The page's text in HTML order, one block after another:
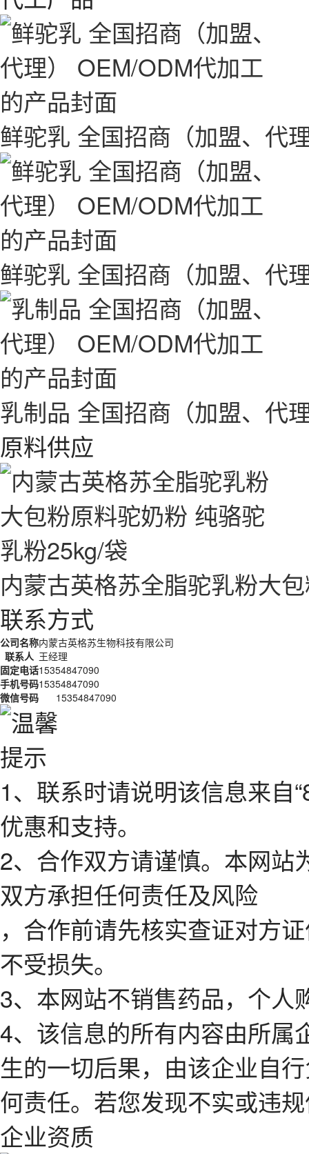
鲜驼乳 全国招商（加盟、代
鲜驼乳 全国招商（加盟、代
乳制品 全国招商（加盟、代
原料供应
内蒙古英格苏全脂驼乳粉大
联系方式
公司名称内蒙古英格苏生物科技有限公司
联系人 王经理
固定电话15354847090
手机号码15354847090
微信号码
15354847090
1、联系时请说明该信息来自
优惠和支持。
2、合作双方请谨慎。本网站
双方承担任何责任及风险
，合作前请先核实查证对方
不受损失。
3、本网站不销售药品，个人
4、该信息的所有内容由所属
生的一切后果，由该企业自
何责任。若您发现不实或违
企业资质